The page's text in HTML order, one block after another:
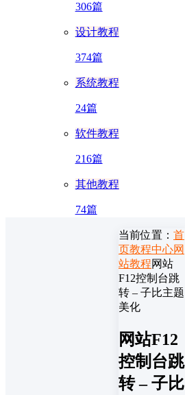
306篇
设计教程
374篇
系统教程
24篇
软件教程
216篇
其他教程
74篇
当前位置： 首
页教程中心网
站教程网站
F12控制台跳
转 – 子比主题
美化
网站F12
控制台跳
转 – 子比